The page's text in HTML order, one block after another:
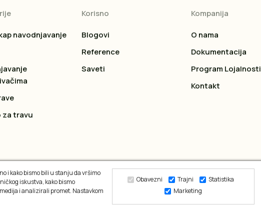
navodnjavanje
za travu
Korisno
Blogovi
Reference
Saveti
Kompanija
O nama
Dokumentacija
Program Lojalnosti
Kontakt
i kako bismo bili u stanju da vršimo
iskustva, kako bismo
i analizirali promet. Nastavkom
Obavezni Trajni
Statistika
Marketing